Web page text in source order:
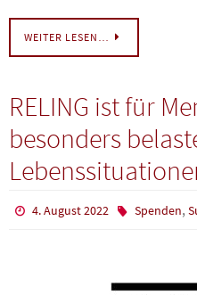
WEITER LESEN…
RELING ist für
besonders
4. August 2022 Spenden,